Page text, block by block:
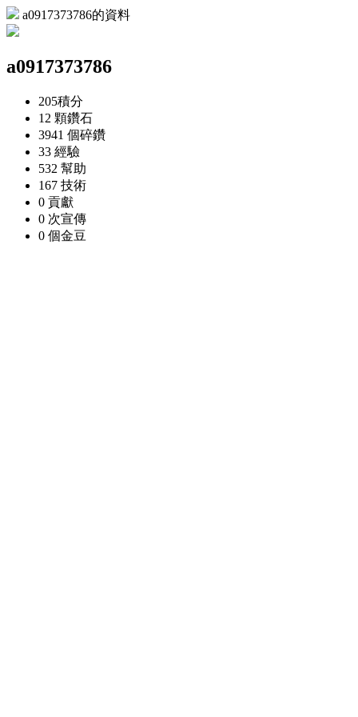
a0917373786的資料
a0917373786
205積分
12 顆鑽石
3941 個碎鑽
33 經驗
532 幫助
167 技術
0 貢獻
0 次宣傳
0 個金豆